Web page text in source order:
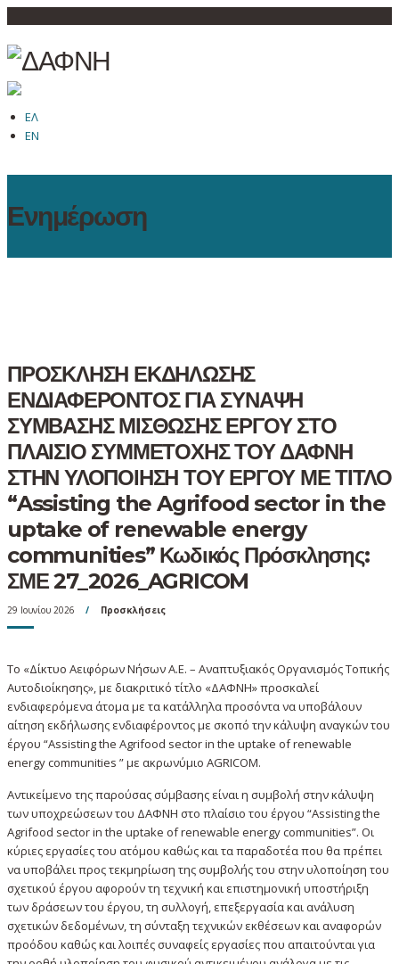
ΕΛ
EN
Ενημέρωση
ΠΡΟΣΚΛΗΣΗ ΕΚΔΗΛΩΣΗΣ
ΕΝΔΙΑΦΕΡΟΝΤΟΣ ΓΙΑ ΣΥΝΑΨΗ
ΣΥΜΒΑΣΗΣ ΜΙΣΘΩΣΗΣ ΕΡΓΟΥ ΣΤΟ
ΠΛΑΙΣΙΟ ΣΥΜΜΕΤΟΧΗΣ ΤΟΥ ΔΑΦΝΗ
ΣΤΗΝ ΥΛΟΠΟΙΗΣΗ ΤΟΥ ΕΡΓΟΥ ΜΕ ΤΙΤΛΟ
“Assisting the Agrifood sector in the
uptake of renewable energy
communities” Κωδικός Πρόσκλησης:
ΣΜΕ 27_2026_AGRICOM
29 Ιουνίου 2026 Προσκλήσεις
Το «Δίκτυο Αειφόρων Νήσων Α.Ε. – Αναπτυξιακός Οργανισμός Τοπικής
Αυτοδιοίκησης», με διακριτικό τίτλο «ΔΑΦΝΗ» προσκαλεί
ενδιαφερόμενα άτομα με τα κατάλληλα προσόντα να υποβάλουν
αίτηση εκδήλωσης ενδιαφέροντος με σκοπό την κάλυψη αναγκών του
έργου “Assisting the Agrifood sector in the uptake of renewable
energy communities ” με ακρωνύμιο AGRICOM.
Αντικείμενο της παρούσας σύμβασης είναι η συμβολή στην κάλυψη
των υποχρεώσεων του ΔΑΦΝΗ στο πλαίσιο του έργου “Assisting the
Agrifood sector in the uptake of renewable energy communities”. Οι
κύριες εργασίες του ατόμου καθώς και τα παραδοτέα που θα πρέπει
να υποβάλει προς τεκμηρίωση της συμβολής του στην υλοποίηση του
σχετικού έργου αφορούν τη τεχνική και επιστημονική υποστήριξη
των δράσεων του έργου, τη συλλογή, επεξεργασία και ανάλυση
σχετικών δεδομένων, τη σύνταξη τεχνικών εκθέσεων και αναφορών
προόδου καθώς και λοιπές συναφείς εργασίες που απαιτούνται για